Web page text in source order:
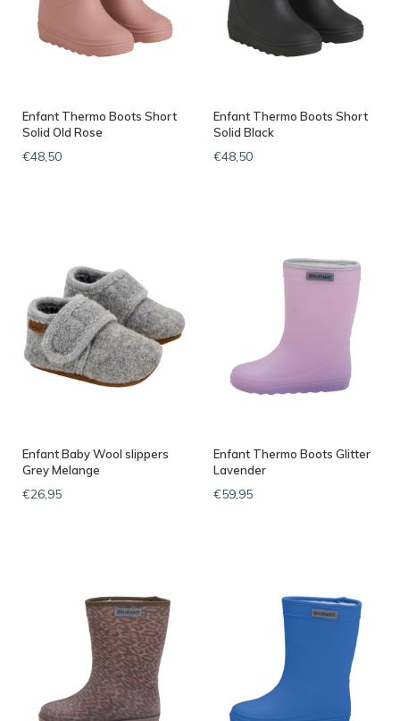
Enfant Thermo Boots Short
Solid Old Rose
€48,50
Enfant Thermo Boots Short
Solid Black
€48,50
Enfant Baby Wool slippers
Grey Melange
€26,95
Enfant Thermo Boots Glitter
Lavender
€59,95